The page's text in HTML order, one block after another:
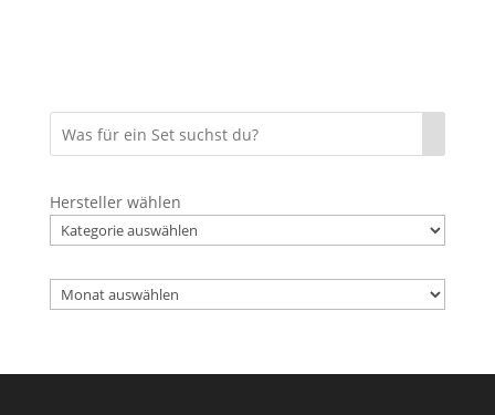
Hersteller wählen
Archiv